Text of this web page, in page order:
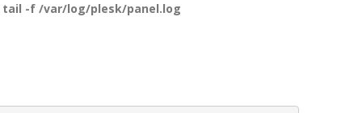
tail -f /var/log/plesk/panel.log